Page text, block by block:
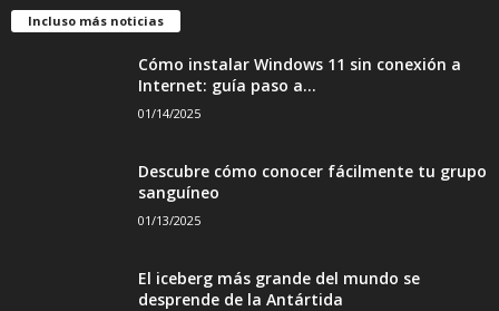
Incluso más noticias
Cómo instalar Windows 11 sin conexión a
Internet: guía paso a...
01/14/2025
Descubre cómo conocer fácilmente tu grupo
sanguíneo
01/13/2025
El iceberg más grande del mundo se
desprende de la Antártida